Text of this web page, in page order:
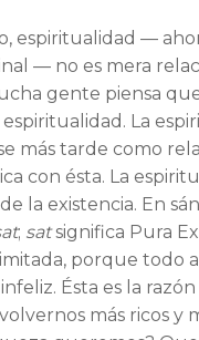
espiritualidad —
— no es mera
gente piensa
La
más tarde como
con ésta. La
la existencia. En
; satsignifica Pura
porque todo
Ésta es la
más ricos y